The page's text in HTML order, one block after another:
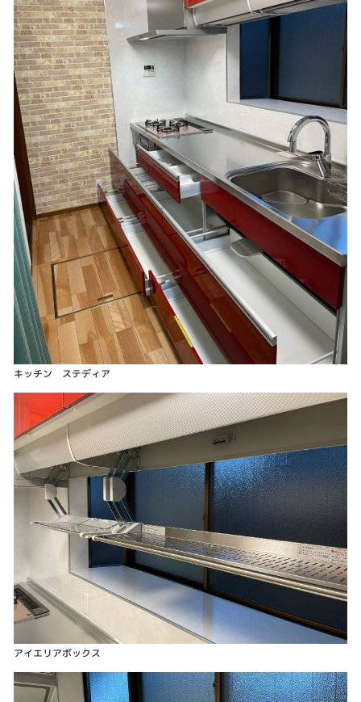
キッチン ステディア
アイエリアボックス
（新）分電盤